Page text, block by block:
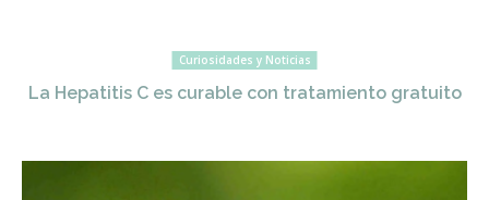
Curiosidades y Noticias
La Hepatitis C es curable con tratamiento gratuito